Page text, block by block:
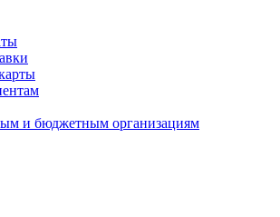
и бюджетным организациям